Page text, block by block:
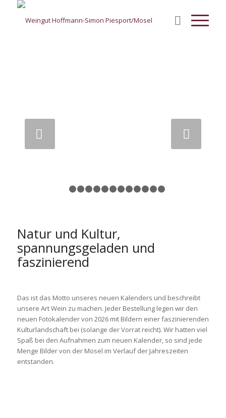
1 2 3 4 5 6 7
Natur und Kultur,
spannungsgeladen und
faszinierend
Das ist das Motto unseres neuen Kalenders und beschreibt
unsere Art Wein zu machen. Jeder Bestellung legen wir den
neuen Fotokalender von 2026 mit Bildern einer faszinierenden
Kulturlandschaft bei (solange der Vorrat reicht). Wir hatten viel
Spaß bei den Aufnahmen zum neuen Kalender, so sind jede
Menge Bilder von der Mosel im Verlauf der Jahreszeiten
entstanden.